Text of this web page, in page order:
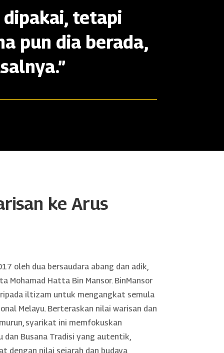
tetapi
pun dia berada,
ke Arus
oleh dua bersaudara abang dan adik,
Mohamad Hatta Bin Mansor. BinMansor
iltizam untuk mengangkat semula
Melayu. Berteraskan nilai warisan dan
syarikat ini memfokuskan
dan Busana Tradisi yang autentik,
dengan nilai sejarah dan budaya